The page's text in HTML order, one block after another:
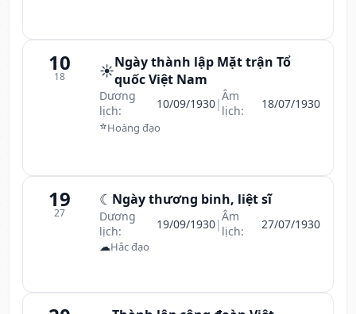
10
18 ☀️Ngày thành lập Mặt trận Tổ
quốc Việt Nam
Dương
lịch:
10/09/1930|Âm
lịch:
18/07/1930
⭐Hoàng đạo
19
27
☾ Ngày thương binh, liệt sĩ
Dương
lịch:
19/09/1930|Âm
lịch:
27/07/1930
☁Hắc đạo